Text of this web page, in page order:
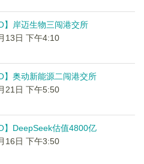
】岸迈生物三闯港交所
13日 下午4:10
】奥动新能源二闯港交所
21日 下午5:50
】DeepSeek估值4800亿
16日 下午3:50